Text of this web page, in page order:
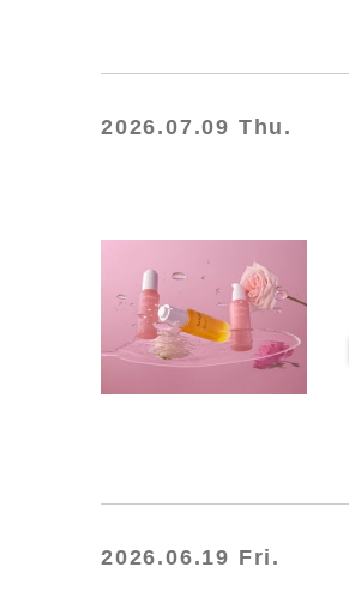
2026.07.09 Thu.
2026.06.19 Fri.